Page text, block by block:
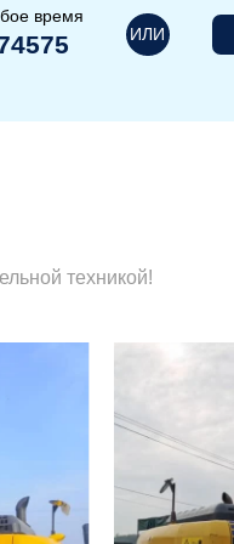
время
ИЛИ
техникой!